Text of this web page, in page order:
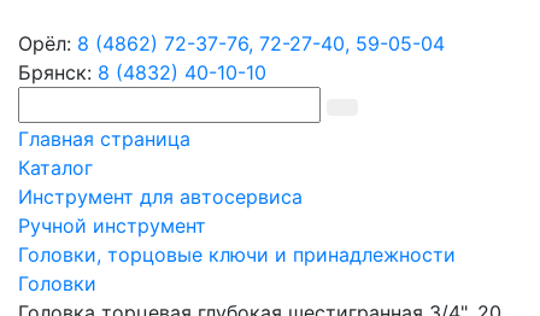
Орёл: 8 (4862) 72-37-76, 72-27-40, 59-05-04
Брянск: 8 (4832) 40-10-10
Главная страница
Каталог
Инструмент для автосервиса
Ручной инструмент
Головки, торцовые ключи и принадлежности
Головки